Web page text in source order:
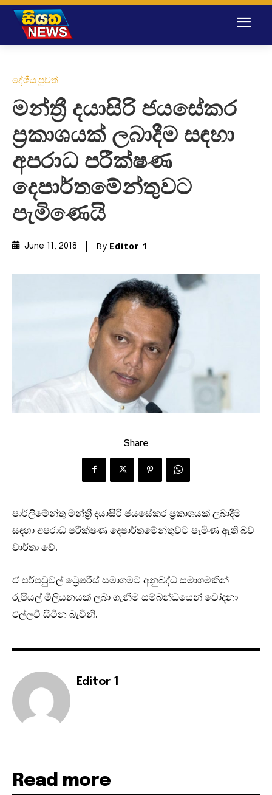
දේශීය පුවත්
මන්ත්‍රී දයාසිරි ජයසේකර
ප්‍රකාශයක් ලබාදීම සඳහා
අපරාධ පරීක්ෂණ
දෙපාර්තමේන්තුවට
පැමිණ‌ෙ‌යි
June 11, 2018 By Editor 1
Share
පාර්ලිමේන්තු මන්ත්‍රී දයාසිරි ජයසේකර ප්‍රකාශයක් ලබාදීම
සඳහා අපරාධ පරීක්ෂණ දෙපාර්තමේන්තුවට පැමිණ ඇති බව
වාර්තා වේ.
ඒ පර්පචුවල් ට්‍රෙෂරීස් සමාගමට අනුබද්ධ සමාගමකින්
රුපියල් මිලියනයක් ලබා ගැනීම සම්බන්ධයෙන් චෝදනා
එල්ලවී සිටින බැවිනි.
Editor 1
Read more